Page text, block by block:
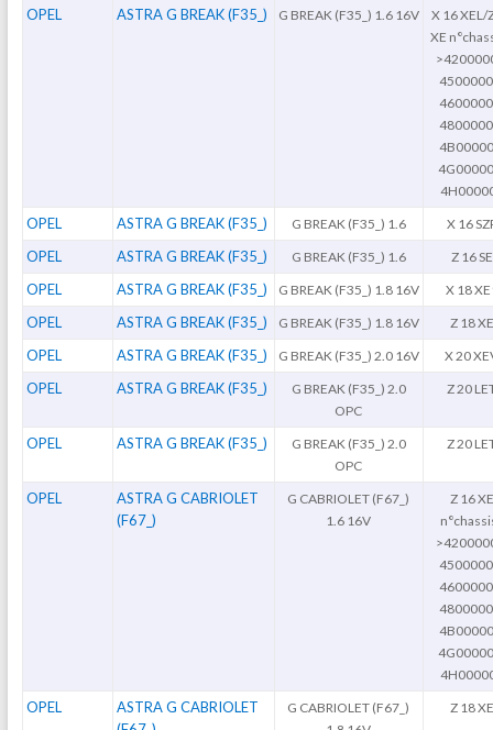
OPEL ASTRA G BREAK (F35_) G BREAK (F35_) 1.6 16V
X 16 XEL/
XE
OPEL ASTRA G BREAK (F35_) G BREAK (F35_) 1.6 X 16
OPEL ASTRA G BREAK (F35_) G BREAK (F35_) 1.6 Z 16 SE
OPEL ASTRA G BREAK (F35_) G BREAK (F35_) 1.8 16V X 18
OPEL ASTRA G BREAK (F35_) G BREAK (F35_) 1.8 16V Z 18 XE
OPEL ASTRA G BREAK (F35_) G BREAK (F35_) 2.0 16V X 20
OPEL ASTRA G BREAK (F35_)
G BREAK (F35_) 2.0
OPC
Z 20
OPEL ASTRA G BREAK (F35_)
G BREAK (F35_) 2.0
OPC
Z 20
OPEL
ASTRA G CABRIOLET
(F67_)
G CABRIOLET (F67_)
1.6 16V
Z 16 XE
OPEL
ASTRA G CABRIOLET
G CABRIOLET (F67_)
Z 18 XE